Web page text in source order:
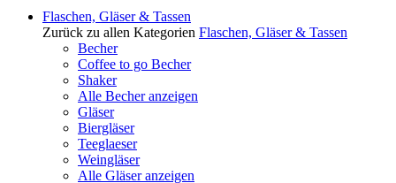
Flaschen, Gläser & Tassen
Zurück zu allen Kategorien Flaschen, Gläser & Tassen
Becher
Coffee to go Becher
Shaker
Alle Becher anzeigen
Gläser
Biergläser
Teeglaeser
Weingläser
Alle Gläser anzeigen